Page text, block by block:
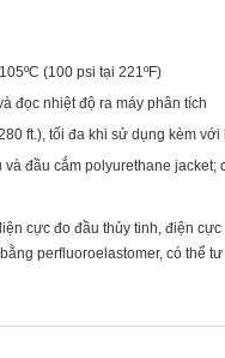
(100 psi tại 221ºF)
đọc nhiệt độ ra máy phân tích
ft.), tối đa khi sử dụng kèm
đầu cắm polyurethane jacket;
cực đo đầu thủy tinh, điện
perfluoroelastomer, có thể